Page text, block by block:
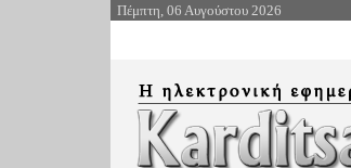
Πέμπτη, 06 Αυγούστου 2026